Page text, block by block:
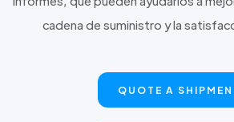
cadena de suministro y la
QUOTE A